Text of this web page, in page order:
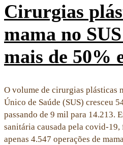
Cirurgias
mama no
mais de 50%
O volume de cirurgias plásticas
Único de Saúde (SUS) cresceu
passando de 9 mil para 14.213.
sanitária causada pela covid-
apenas 4.547 operações de